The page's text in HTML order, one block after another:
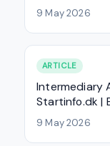
9 May 2026
ARTICLE
Intermediary
Startinfo.dk |
9 May 2026